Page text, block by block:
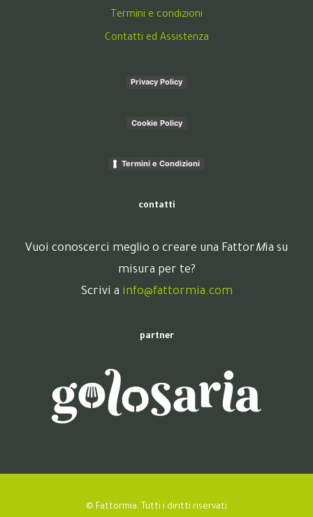
Termini e condizioni
Contatti ed Assistenza
Privacy Policy
Cookie Policy
Termini e Condizioni
contatti
Vuoi conoscerci meglio o creare una FattorMia su
misura per te?
Scrivi a info@fattormia.com
partner
© Fattormia. Tutti i diritti riservati